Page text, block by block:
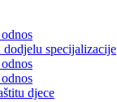
specijalizacije
djece